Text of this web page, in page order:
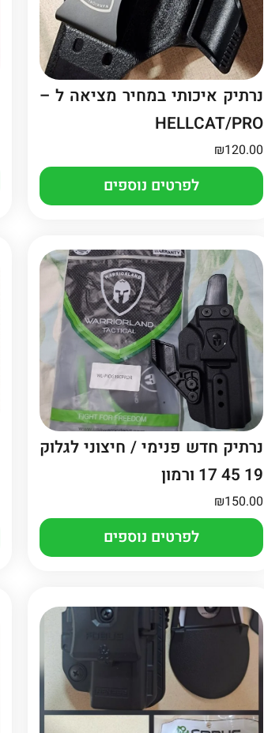
נרתיק איכותי במחיר מציאה ל –
HELLCAT/PRO
₪120.00
לפרטים נוספים
נרתיק חדש פנימי / חיצוני לגלוק
19 45 17 ורמון
₪150.00
לפרטים נוספים